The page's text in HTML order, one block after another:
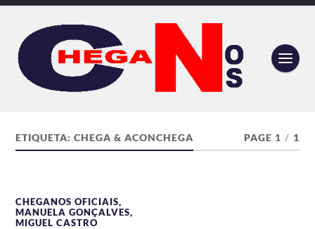
ETIQUETA:CHEGA & ACONCHEGA PAGE 1 / 1
CHEGANOS OFICIAIS,
MANUELA GONÇALVES,
MIGUEL CASTRO